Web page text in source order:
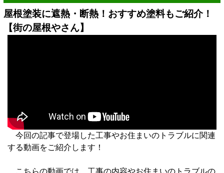
屋根塗装に遮熱・断熱！おすすめ塗料もご紹介！
【街の屋根やさん】
今回の記事で登場した工事やお住まいのトラブルに関連
する動画をご紹介します！
こちらの動画では、工事の内容やお住まいのトラブルの